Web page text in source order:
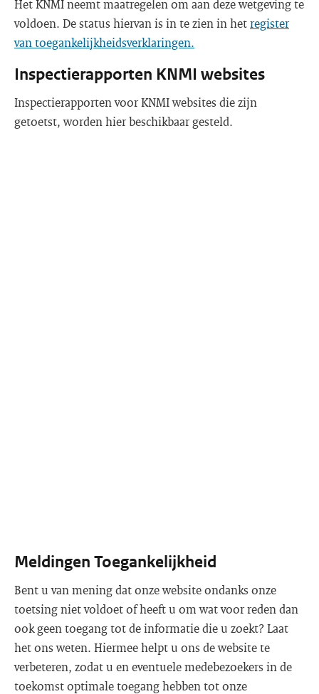
Het KNMI neemt maatregelen om aan deze wetgeving te
voldoen. De status hiervan is in te zien in hetregister
van toegankelijkheidsverklaringen.
Inspectierapporten KNMI websites
Inspectierapporten voor KNMI websites die zijn
getoetst, worden hier beschikbaar gesteld.
Meldingen Toegankelijkheid
Bent u van mening dat onze website ondanks onze
toetsing niet voldoet of heeft u om wat voor reden dan
ook geen toegang tot de informatie die u zoekt? Laat
het ons weten. Hiermee helpt u ons de website te
verbeteren, zodat u en eventuele medebezoekers in de
toekomst optimale toegang hebben tot onze